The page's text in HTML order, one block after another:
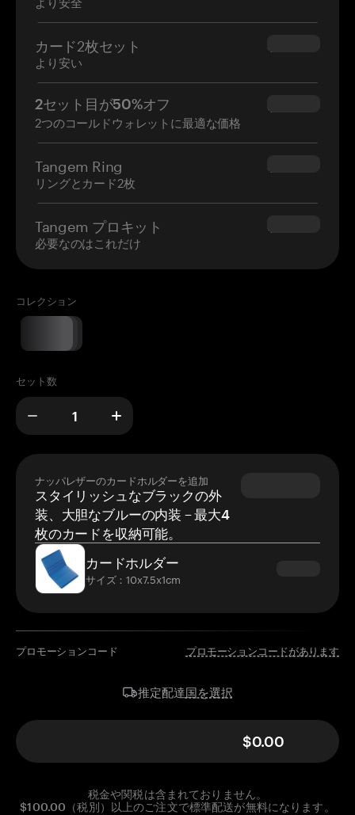
カード2枚セット
より安い
$54.90
2セット目が50%オフ
2つのコールドウォレットに最適な価格
$34.95
Tangem Ring
リングとカード2枚
$160.00
Tangem プロキット
必要なのはこれだけ
$180.00
コレクション
セット数
ナッパレザーのカードホルダーを追加
スタイリッシュなブラックの外
装、大胆なブルーの内装 – 最大4
枚のカードを収納可能。
カードホルダー
サイズ：10x7.5x1cm
プロモーションコード プロモーションコードがあります
推定配達国を選択
$0.00
税金や関税は含まれておりません。
$100.00（税別）以上のご注文で標準配送が無料になります。